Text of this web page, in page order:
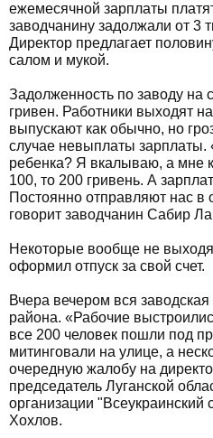
ежемесячной зарплаты
заводчанину задолжали от 3
Директор предлагает
салом и мукой.
Задолженность по заводу на
гривен. Работники выходят
выпускают как обычно, но
случае невыплаты
ребенка? Я вкалываю, а мне
100, то 200 гривень. А
Постоянно отправляют нас в
говорит заводчанин Сабир
Некоторые вообще не
оформил отпуск за свой счет.
Вчера вечером вся
района. «Рабочие
все 200 человек пошли под
митинговали на улице, а
очередную жалобу на
председатель Луганской
организации
Хохлов.